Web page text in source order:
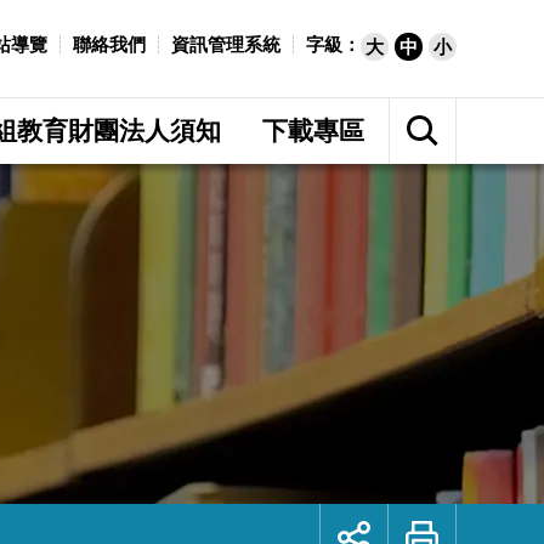
導覽 聯絡我們 資訊管理系統 字級： 大 中 小
教育財團法人須知 下載專區
展
開
網
站
尋
展
列